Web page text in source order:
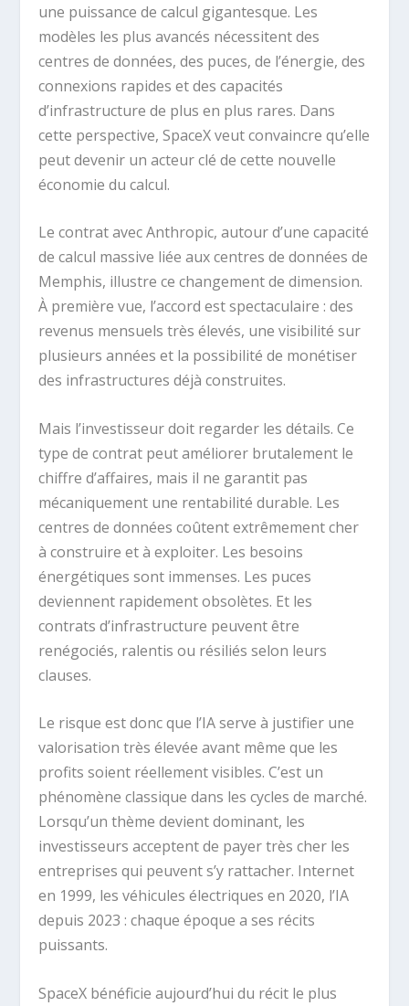
une puissance de calcul gigantesque. Les
modèles les plus avancés nécessitent des
centres de données, des puces, de l’énergie, des
connexions rapides et des capacités
d’infrastructure de plus en plus rares. Dans
cette perspective, SpaceX veut convaincre qu’elle
peut devenir un acteur clé de cette nouvelle
économie du calcul.
Le contrat avec Anthropic, autour d’une capacité
de calcul massive liée aux centres de données de
Memphis, illustre ce changement de dimension.
À première vue, l’accord est spectaculaire : des
revenus mensuels très élevés, une visibilité sur
plusieurs années et la possibilité de monétiser
des infrastructures déjà construites.
Mais l’investisseur doit regarder les détails. Ce
type de contrat peut améliorer brutalement le
chiffre d’affaires, mais il ne garantit pas
mécaniquement une rentabilité durable. Les
centres de données coûtent extrêmement cher
à construire et à exploiter. Les besoins
énergétiques sont immenses. Les puces
deviennent rapidement obsolètes. Et les
contrats d’infrastructure peuvent être
renégociés, ralentis ou résiliés selon leurs
clauses.
Le risque est donc que l’IA serve à justifier une
valorisation très élevée avant même que les
profits soient réellement visibles. C’est un
phénomène classique dans les cycles de marché.
Lorsqu’un thème devient dominant, les
investisseurs acceptent de payer très cher les
entreprises qui peuvent s’y rattacher. Internet
en 1999, les véhicules électriques en 2020, l’IA
depuis 2023 : chaque époque a ses récits
puissants.
SpaceX bénéficie aujourd’hui du récit le plus